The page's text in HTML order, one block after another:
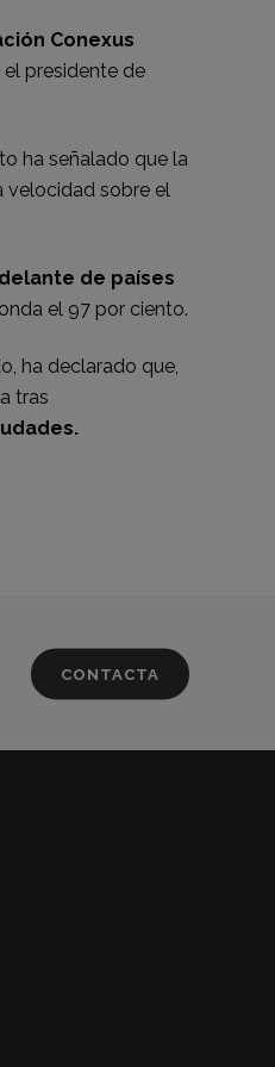
Conexus
presidente de
ha señalado que la
velocidad sobre el
de países
el 97 por ciento.
ha declarado que,
tras
CONTACTA